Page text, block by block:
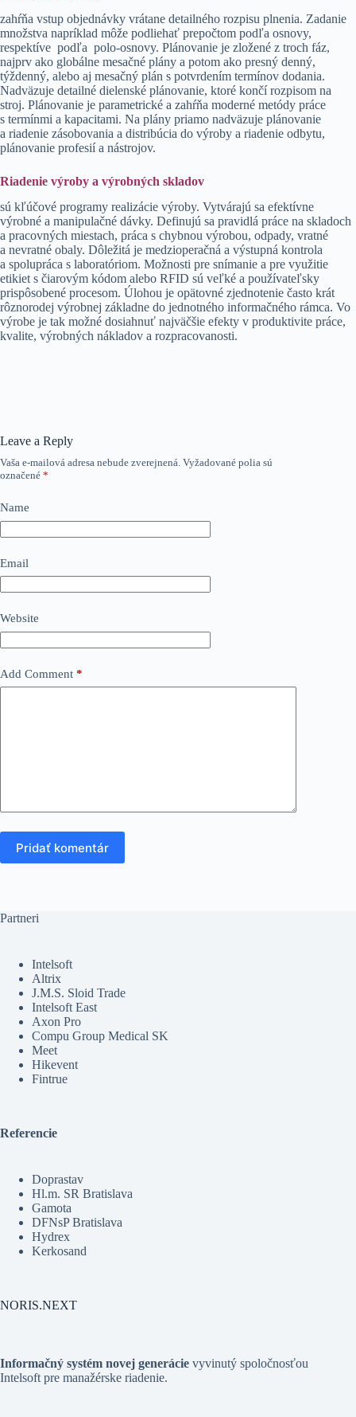
zahŕňa vstup objednávky vrátane detailného rozpisu plnenia. Zadanie
množstva napríklad môže podliehať prepočtom podľa osnovy,
respektíve podľa polo-osnovy. Plánovanie je zložené z troch fáz,
najprv ako globálne mesačné plány a potom ako presný denný,
týždenný, alebo aj mesačný plán s potvrdením termínov dodania.
Nadväzuje detailné dielenské plánovanie, ktoré končí rozpisom na
stroj. Plánovanie je parametrické a zahŕňa moderné metódy práce
s termínmi a kapacitami. Na plány priamo nadväzuje plánovanie
a riadenie zásobovania a distribúcia do výroby a riadenie odbytu,
plánovanie profesií a nástrojov.
Riadenie výroby a výrobných skladov
sú kľúčové programy realizácie výroby. Vytvárajú sa efektívne
výrobné a manipulačné dávky. Definujú sa pravidlá práce na skladoch
a pracovných miestach, práca s chybnou výrobou, odpady, vratné
a nevratné obaly. Dôležitá je medzioperačná a výstupná kontrola
a spolupráca s laboratóriom. Možnosti pre snímanie a pre využitie
etikiet s čiarovým kódom alebo RFID sú veľké a používateľsky
prispôsobené procesom. Úlohou je opätovné zjednotenie často krát
rôznorodej výrobnej základne do jednotného informačného rámca. Vo
výrobe je tak možné dosiahnuť najväčšie efekty v produktivite práce,
kvalite, výrobných nákladov a rozpracovanosti.
Leave a Reply
Vaša e-mailová adresa nebude zverejnená. Vyžadované polia sú
označené *
Name
Email
Website
Add Comment *
Pridať komentár
Partneri
Intelsoft
Altrix
J.M.S. Sloid Trade
Intelsoft East
Axon Pro
Compu Group Medical SK
Meet
Hikevent
Fintrue
Referencie
Doprastav
Hl.m. SR Bratislava
Gamota
DFNsP Bratislava
Hydrex
Kerkosand
NORIS.NEXT
Informačný systém novej generácie vyvinutý spoločnosťou
Intelsoft pre manažérske riadenie.